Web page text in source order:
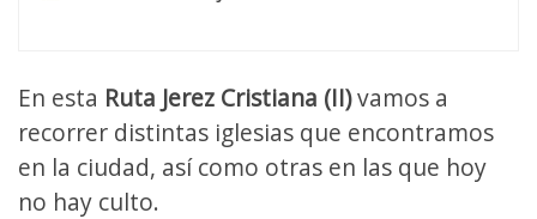
En esta Ruta Jerez Cristiana (II)vamos a
recorrer distintas iglesias que encontramos
en la ciudad, así como otras en las que hoy
no hay culto.